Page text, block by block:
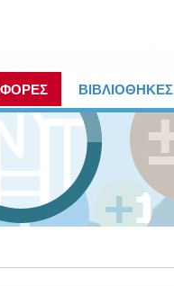
ΒΙΒΛΙΟΘΗΚΕΣ